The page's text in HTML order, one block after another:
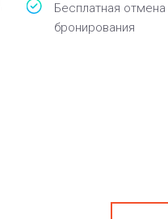
Бесплатная отмена
бронирования